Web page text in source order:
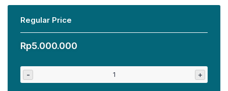
Regular Price
Rp5.000.000
- +